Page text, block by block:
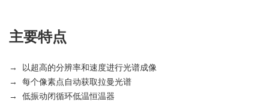
主要特点
→ 以超高的分辨率和速度进行光谱成像
→ 每个像素点自动获取拉曼光谱
→ 低振动闭循环低温恒温器